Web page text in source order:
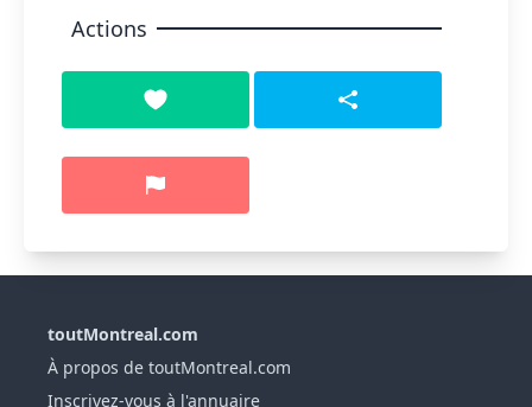
Actions
toutMontreal.com
À propos de toutMontreal.com
Inscrivez-vous à l'annuaire